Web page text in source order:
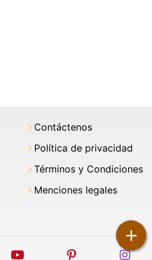
+
Contáctenos
Política de privacidad
Términos y Condiciones
Menciones legales
youtube pinterest